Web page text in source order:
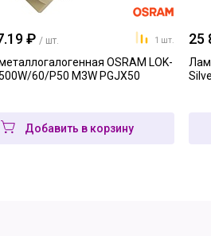
₽ / шт. 1 шт.
OSRAM LOK-
60/P50 M3W PGJX50
Добавить в корзину
25